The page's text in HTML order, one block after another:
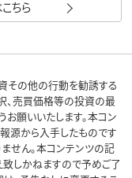
ちら
その他の行動を勧誘する
、売買価格等の投資の最
願いいたします。本コン
源から入手したものです
せん。本コンテンツの記
しかねますので予めご了